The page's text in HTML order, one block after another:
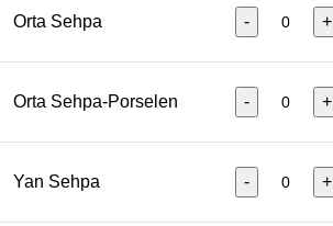
Orta Sehpa - +
Orta Sehpa-Porselen - +
Yan Sehpa - +